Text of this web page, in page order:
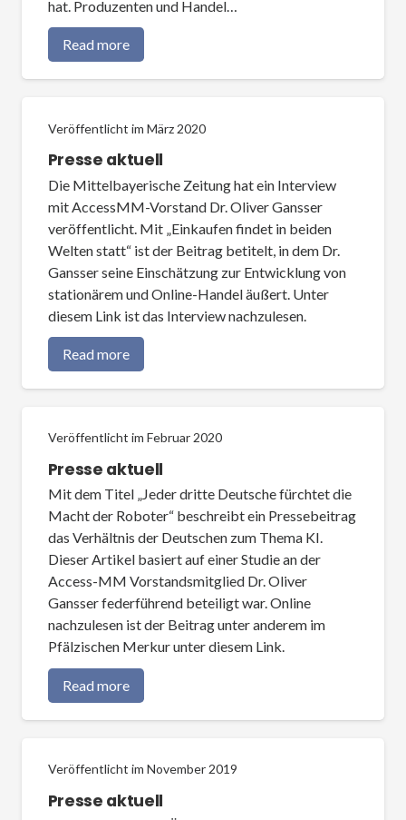
hat. Produzenten und Handel…
Read more
Veröffentlicht im März 2020
Presse aktuell
Die Mittelbayerische Zeitung hat ein Interview
mit AccessMM-Vorstand Dr. Oliver Gansser
veröffentlicht. Mit „Einkaufen findet in beiden
Welten statt“ ist der Beitrag betitelt, in dem Dr.
Gansser seine Einschätzung zur Entwicklung von
stationärem und Online-Handel äußert. Unter
diesem Link ist das Interview nachzulesen.
Read more
Veröffentlicht im Februar 2020
Presse aktuell
Mit dem Titel „Jeder dritte Deutsche fürchtet die
Macht der Roboter“ beschreibt ein Pressebeitrag
das Verhältnis der Deutschen zum Thema KI.
Dieser Artikel basiert auf einer Studie an der
Access-MM Vorstandsmitglied Dr. Oliver
Gansser federführend beteiligt war. Online
nachzulesen ist der Beitrag unter anderem im
Pfälzischen Merkur unter diesem Link.
Read more
Veröffentlicht im November 2019
Presse aktuell